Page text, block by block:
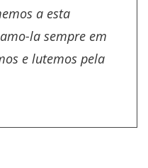
a esta
la sempre em
e lutemos pela